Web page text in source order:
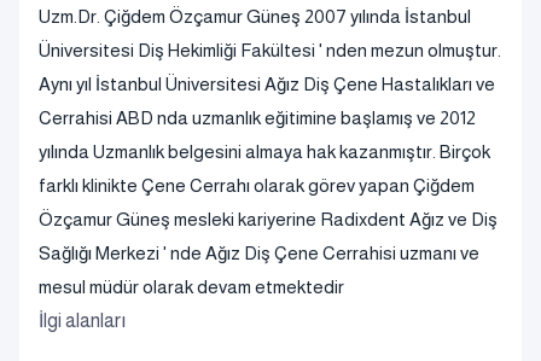
Uzm.Dr. Çiğdem Özçamur Güneş 2007 yılında İstanbul
Üniversitesi Diş Hekimliği Fakültesi ' nden mezun olmuştur.
Aynı yıl İstanbul Üniversitesi Ağız Diş Çene Hastalıkları ve
Cerrahisi ABD nda uzmanlık eğitimine başlamış ve 2012
yılında Uzmanlık belgesini almaya hak kazanmıştır. Birçok
farklı klinikte Çene Cerrahı olarak görev yapan Çiğdem
Özçamur Güneş mesleki kariyerine Radixdent Ağız ve Diş
Sağlığı Merkezi ' nde Ağız Diş Çene Cerrahisi uzmanı ve
mesul müdür olarak devam etmektedir
İlgi alanları